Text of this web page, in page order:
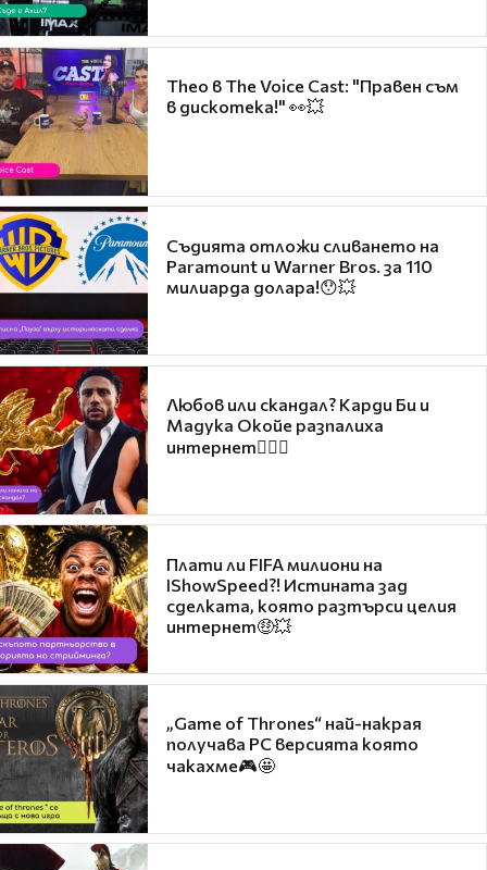
Theo в The Voice Cast: "Правен съм
в дискотека!" 👀💥
Съдията отложи сливането на
Paramount и Warner Bros. за 110
милиарда долара!😯💥
Любов или скандал? Карди Би и
Мадука Окойе разпалиха
интернет❤️‍🔥🔥
Плати ли FIFA милиони на
IShowSpeed?! Истината зад
сделката, която разтърси целия
интернет🤑💥
„Game of Thrones“ най-накрая
получава PC версията която
чакахме🎮🤩